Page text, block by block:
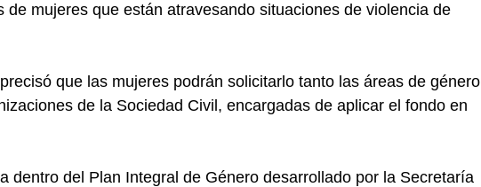
de mujeres que están atravesando situaciones de violencia de
que las mujeres podrán solicitarlo tanto las áreas de género
de la Sociedad Civil, encargadas de aplicar el fondo en
dentro del Plan Integral de Género desarrollado por la Secretaría